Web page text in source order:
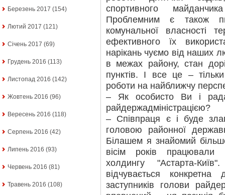
Березень 2017 (154)
Лютий 2017 (121)
Січень 2017 (69)
Грудень 2016 (113)
Листопад 2016 (142)
Жовтень 2016 (96)
Вересень 2016 (118)
Серпень 2016 (42)
Липень 2016 (93)
Червень 2016 (81)
Травень 2016 (108)
спортивного
Проблемним є також
комунальної власності
ефективного їх
нарікань чуємо від наших
в межах району, стан
пунктів. І все це –
роботи на найближчу
– Як особисто Ви і
райдержадміністрацією?
– Співпраця є і буде
головою районної
Білашем я знайомий
вісім років
холдингу "Астарта-
відчувається
заступників голови